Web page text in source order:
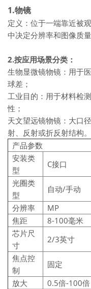
1.物镜
定义：位于一端靠近被
中决定分辨率和图像质量
2.按应用场景分类：
生物显微镜物镜：用于
球差；
工业目的：用于材料检
性；
天文望远镜物镜：大口
射、反射或折反射结构。
产品参数
安装类
型
C接口
光圈类
型
自动/手动
分辨率
MP
焦距
8-100毫米
芯片尺
寸
2/3英寸
焦点控
制
固定
放大
0.5倍-100倍